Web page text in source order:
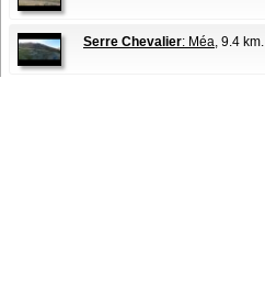
Serre Chevalier: Méa, 9.4 km.